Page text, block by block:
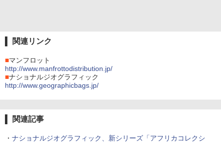
関連リンク
■マンフロット
http://www.manfrottodistribution.jp/
■ナショナルジオグラフィック
http://www.geographicbags.jp/
関連記事
・ ナショナルジオグラフィック、新シリーズ「アフリカコレクシ